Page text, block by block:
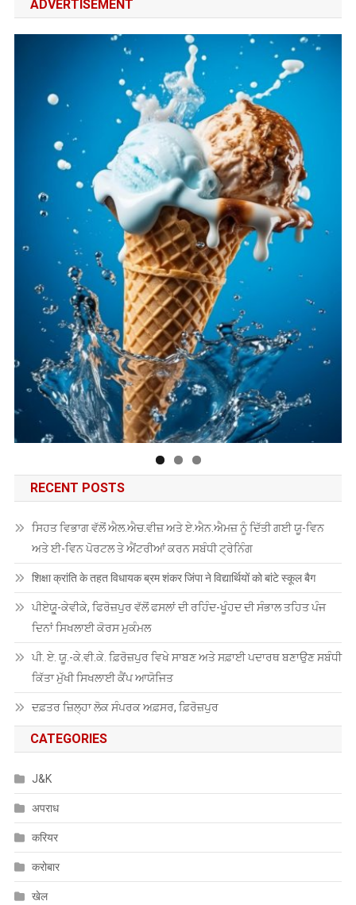
ADVERTISEMENT
RECENT POSTS
ਸਿਹਤ ਵਿਭਾਗ ਵੱਲੋਂ ਐਲ.ਐਚ.ਵੀਜ਼ ਅਤੇ ਏ.ਐਨ.ਐਮਜ਼ ਨੂੰ ਦਿੱਤੀ ਗਈ ਯੂ-ਵਿਨ
ਅਤੇ ਈ-ਵਿਨ ਪੋਰਟਲ ਤੇ ਐਂਟਰੀਆਂ ਕਰਨ ਸਬੰਧੀ ਟ੍ਰੇਨਿੰਗ
शिक्षा क्रांति के तहत विधायक ब्रम शंकर जिंपा ने विद्यार्थियों को बांटे स्कूल बैग
ਪੀਏਯੂੑ-ਕੇਵੀਕੇ, ਫਿਰੋਜ਼ਪੁਰ ਵੱਲੋਂ ਫਸਲਾਂ ਦੀ ਰਹਿੰਦ-ਖੂੰਹਦ ਦੀ ਸੰਭਾਲ ਤਹਿਤ ਪੰਜ
ਦਿਨਾਂ ਸਿਖਲਾਈ ਕੋਰਸ ਮੁਕੰਮਲ
ਪੀ. ਏ. ਯੂ.-ਕੇ.ਵੀ.ਕੇ. ਫ਼ਿਰੋਜ਼ਪੁਰ ਵਿਖੇ ਸਾਬਣ ਅਤੇ ਸਫ਼ਾਈ ਪਦਾਰਥ ਬਣਾਉਣ ਸਬੰਧੀ
ਕਿੱਤਾ ਮੁੱਖੀ ਸਿਖਲਾਈ ਕੈਂਪ ਆਯੋਜਿਤ
ਦਫ਼ਤਰ ਜ਼ਿਲ੍ਹਾ ਲੋਕ ਸੰਪਰਕ ਅਫ਼ਸਰ, ਫ਼ਿਰੋਜ਼ਪੁਰ
CATEGORIES
J&K
अपराध
करियर
करोबार
खेल